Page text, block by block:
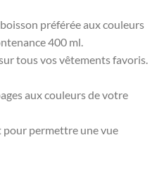
préférée aux couleurs
400 ml.
tous vos vêtements favoris.
aux couleurs de votre
pour permettre une vue